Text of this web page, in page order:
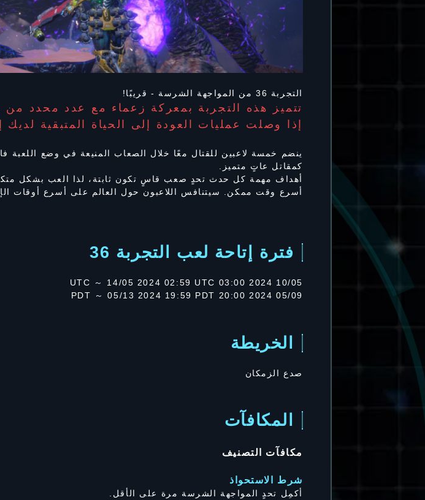
التجربة 36 من المواجهة الشرسة - قريبًا!
تتميز هذه التجربة بمعركة زعماء مع عدد محدد
إذا وصلت عمليات العودة إلى الحياة المتبقية
ينضم خمسة لاعبين للقتال معًا خلال الصعاب المنيعة في وضع اللعبة
كمقاتل عاتٍ متميز.
أهداف مهمة كل حدث تحدٍ صعب قاسٍ تكون ثابتة، لذا العب بشكل
أسرع وقت ممكن. سيتنافس اللاعبون حول العالم على أسرع أوقات
فترة إتاحة لعب التجربة 36
10/05 2024 03:00 UTC ～ 14/05 2024 02:59 UTC
05/09 2024 20:00 PDT ～ 05/13 2024 19:59 PDT
الخريطة
صدع الزمكان
المكافآت
مكافآت التصنيف
شرط الاستحواذ
أكمِل تحدٍ المواجهة الشرسة مرة على الأقل.